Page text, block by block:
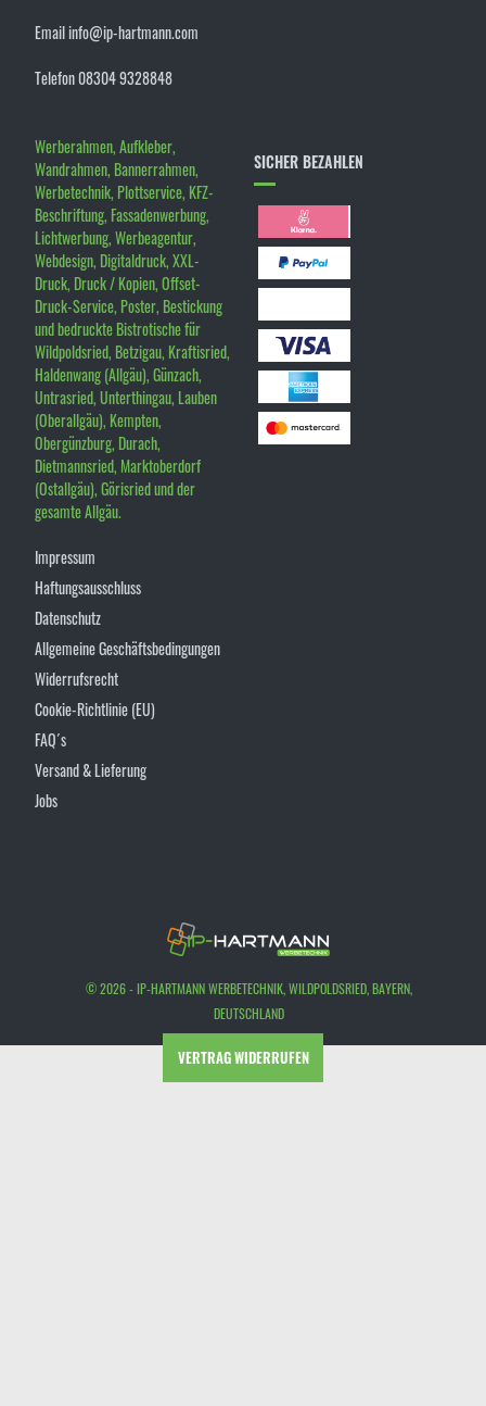
Email info@ip-hartmann.com
Telefon 08304 9328848
Werberahmen, Aufkleber,
Wandrahmen, Bannerrahmen,
Werbetechnik, Plottservice, KFZ-
Beschriftung, Fassadenwerbung,
Lichtwerbung, Werbeagentur,
Webdesign, Digitaldruck, XXL-
Druck, Druck / Kopien, Offset-
Druck-Service, Poster, Bestickung
und bedruckte Bistrotische für
Wildpoldsried, Betzigau, Kraftisried,
Haldenwang (Allgäu), Günzach,
Untrasried, Unterthingau, Lauben
(Oberallgäu), Kempten,
Obergünzburg, Durach,
Dietmannsried, Marktoberdorf
(Ostallgäu), Görisried und der
gesamte Allgäu.
SICHER BEZAHLEN
Impressum
Haftungsausschluss
Datenschutz
Allgemeine Geschäftsbedingungen
Widerrufsrecht
Cookie-Richtlinie (EU)
FAQ´s
Versand & Lieferung
Jobs
© 2026 - IP-HARTMANN WERBETECHNIK, WILDPOLDSRIED, BAYERN,
DEUTSCHLAND
VERTRAG WIDERRUFEN